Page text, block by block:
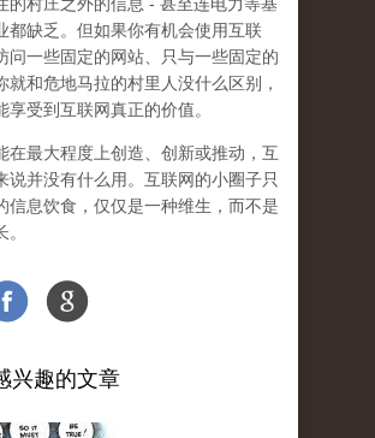
都缺乏。但如果你有机会使用互联
问一些固定的网站、只与一些固定的
就和危地马拉的村里人没什么区别，
享受到互联网真正的价值。
在最大程度上创造、创新或推动，互
说并没有什么用。互联网的小圈子只
信息饮食，仅仅是一种维生，而不是
兴趣的文章